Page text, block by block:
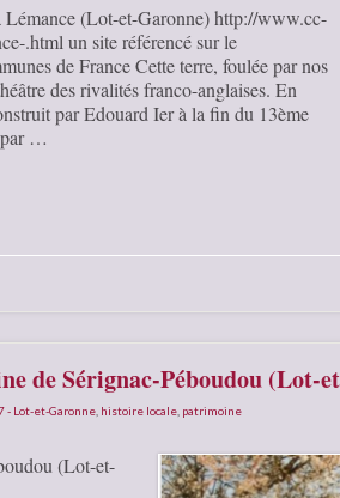
Lémance (Lot-et-Garonne) http://www.cc-
.html un site référencé sur le
de France Cette terre, foulée par nos
des rivalités franco-anglaises. En
par Edouard Ier à la fin du 13ème
par …
de Sérignac-Péboudou (Lot-
- Lot-et-Garonne histoire locale patrimoine
(Lot-et-